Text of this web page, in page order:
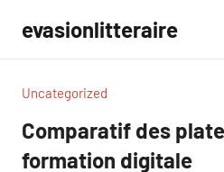
contenu
evasionlitteraire
Uncategorized
Comparatif des
formation digitale